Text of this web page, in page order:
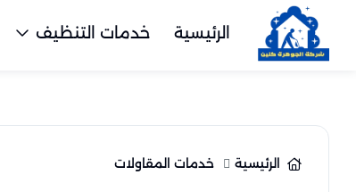
الرئيسية خدمات التنظيف
الرئيسية خدمات المقاولات